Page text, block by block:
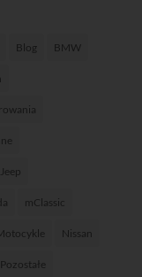
Blog BMW
Jeep
mClassic
Nissan
Pozostałe